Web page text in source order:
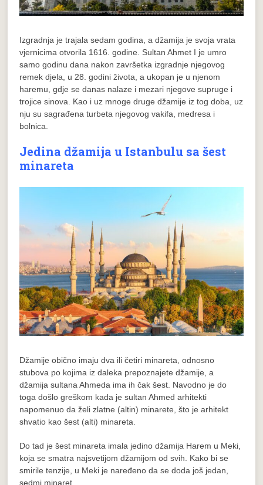
Izgradnja je trajala sedam godina, a džamija je svoja vrata
vjernicima otvorila 1616. godine. Sultan Ahmet I je umro
samo godinu dana nakon završetka izgradnje njegovog
remek djela, u 28. godini života, a ukopan je u njenom
haremu, gdje se danas nalaze i mezari njegove supruge i
trojice sinova. Kao i uz mnoge druge džamije iz tog doba, uz
nju su sagrađena turbeta njegovog vakifa, medresa i
bolnica.
Jedina džamija u Istanbulu sa šest
minareta
Džamije obično imaju dva ili četiri minareta, odnosno
stubova po kojima iz daleka prepoznajete džamije, a
džamija sultana Ahmeda ima ih čak šest. Navodno je do
toga došlo greškom kada je sultan Ahmed arhitekti
napomenuo da želi zlatne (altin) minarete, što je arhitekt
shvatio kao šest (alti) minareta.
Do tad je šest minareta imala jedino džamija Harem u Meki,
koja se smatra najsvetijom džamijom od svih. Kako bi se
smirile tenzije, u Meki je naređeno da se doda još jedan,
sedmi minaret.